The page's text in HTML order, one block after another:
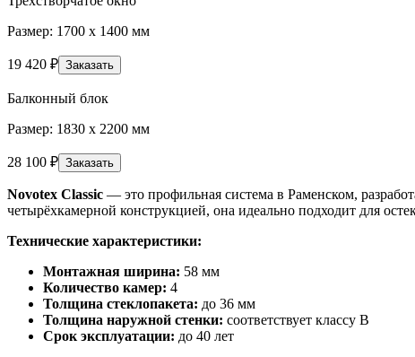
Размер: 1700 х 1400 мм
19 420 ₽ Заказать
Балконный блок
Размер: 1830 х 2200 мм
28 100 ₽ Заказать
Novotex Classic — это профильная система в Раменском,
четырёхкамерной конструкцией, она идеально подходит для
Технические характеристики:
Монтажная ширина: 58 мм
Количество камер: 4
Толщина стеклопакета: до 36 мм
Толщина наружной стенки: соответствует классу B
Срок эксплуатации: до 40 лет